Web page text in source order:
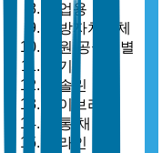
상업용
지방자치단체
전원 공급원별
전기
가솔린
하이브리드
유통 채널별
온라인